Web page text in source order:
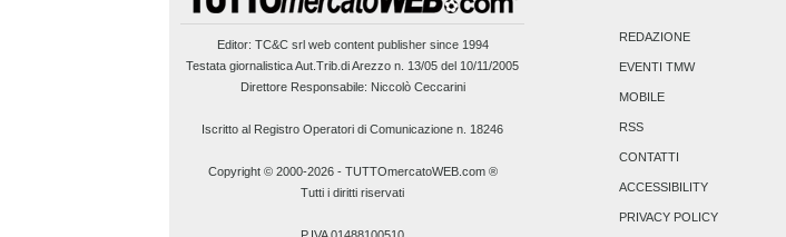
Editor: TC&C srlweb content publisher since 1994
Testata giornalistica Aut.Trib.di Arezzo n. 13/05 del 10/11/2005
Direttore Responsabile: Niccolò Ceccarini
Iscritto al Registro Operatori di Comunicazione n. 18246
Copyright © 2000-2026- TUTTOmercatoWEB.com ®
Tutti i diritti riservati
REDAZIONE
EVENTI TMW
MOBILE
RSS
CONTATTI
ACCESSIBILITY
PRIVACY POLICY